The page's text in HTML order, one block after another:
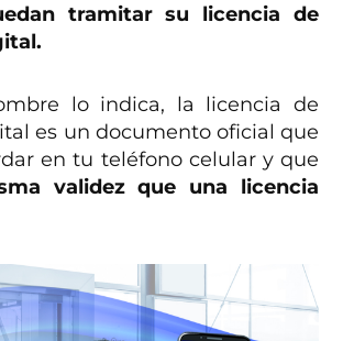
tramitar su licencia de
lo indica, la licencia de
es un documento oficial que
en tu teléfono celular y que
validez que una licencia